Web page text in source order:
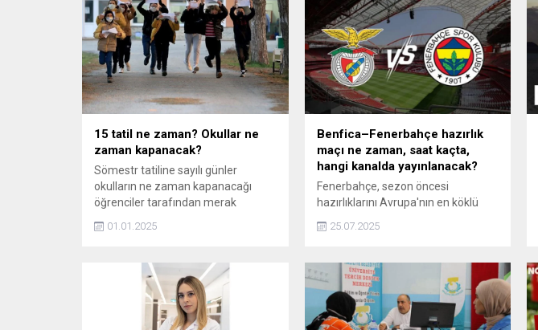
15 tatil ne zaman? Okullar ne
zaman kapanacak?
Sömestr tatiline sayılı günler
okulların ne zaman kapanacağı
öğrenciler tarafından merak
ediliyor. Peki, 15 tatil ne zaman?
Okullar ne zaman kapanacak?
01.01.2025
Benfica–Fenerbahçe hazırlık
maçı ne zaman, saat kaçta,
hangi kanalda yayınlanacak?
Fenerbahçe, sezon öncesi
hazırlıklarını Avrupa'nın en köklü
kulüplerinden biri olan Benfica ile
karşılaşarak sürdürüyor. İşte
maçının tarihi, saati ve
yayınlanacağı platform…
25.07.2025